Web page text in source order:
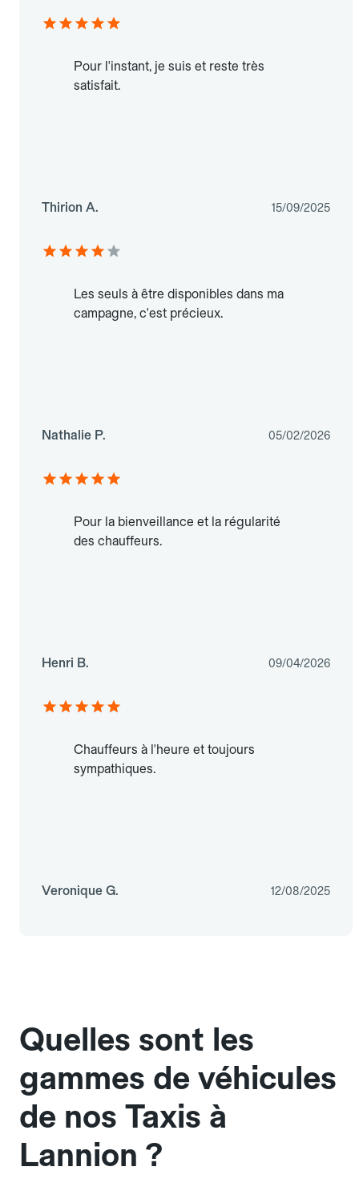
Pour l'instant, je suis et reste très
satisfait.
Thirion A. 15/09/2025
Les seuls à être disponibles dans ma
campagne, c'est précieux.
Nathalie P. 05/02/2026
Pour la bienveillance et la régularité
des chauffeurs.
Henri B. 09/04/2026
Chauffeurs à l'heure et toujours
sympathiques.
Veronique G. 12/08/2025
Quelles sont les
gammes de véhicules
de nos Taxis à
Lannion ?